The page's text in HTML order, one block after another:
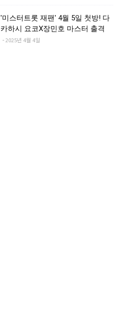
'미스터트롯 재팬' 4월 5일 첫방! 다
카하시 요코X장민호 마스터 출격
2025년 4월 4일